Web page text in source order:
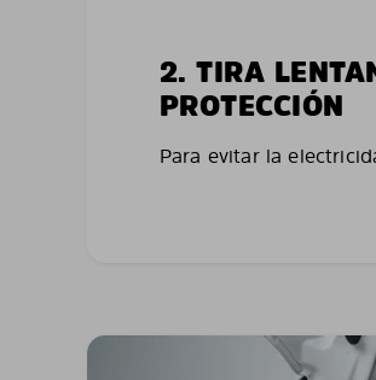
2. TIRA
PROTECCIÓN
Para evitar la